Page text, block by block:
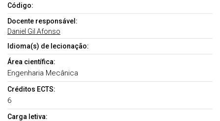
Código:
Docente responsável:
Daniel Gil Afonso
Idioma(s) de lecionação:
Área científica:
Engenharia Mecânica
Créditos ECTS:
6
Carga letiva: